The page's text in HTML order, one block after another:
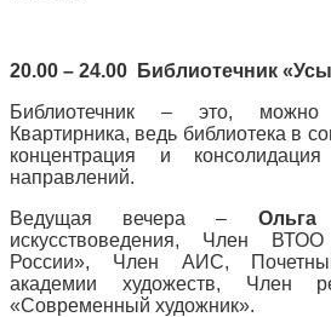
20.00 – 24.00 Библиотечник
Библиотечник – это, можно
Квартирника, ведь библиотека в
концентрация и
направлений.
Ведущая вечера –
искусствоведения, Член
России», Член АИС,
академии художеств, Член
«Современный художник».